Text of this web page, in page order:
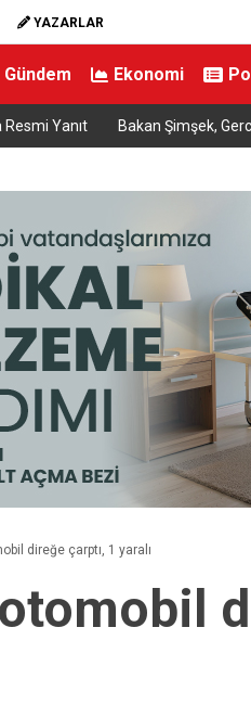
YAZARLAR
Gündem Ekonomi
törenine katıldı
direğe çarptı, 1 yaralı